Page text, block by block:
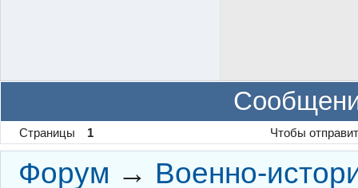
Страницы 1 Чтобы
Форум → Военно-